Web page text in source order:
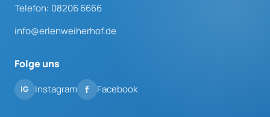
Telefon: 08206 6666
info@erlenweiherhof.de
Folge uns
Instagram Facebook